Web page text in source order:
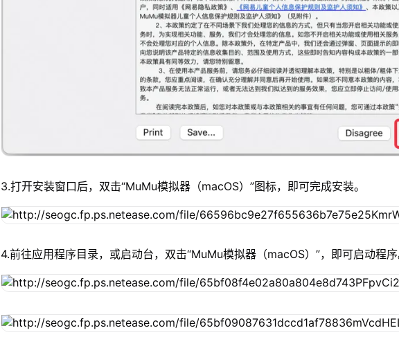
3.打开安装窗口后，双击“MuMu模拟器（macOS）”图标，即可完成安装。
4.前往应用程序目录，或启动台，双击“MuMu模拟器（macOS）”，即可启动程